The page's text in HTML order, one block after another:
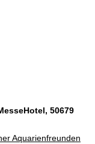
50679
Aquarienfreunden